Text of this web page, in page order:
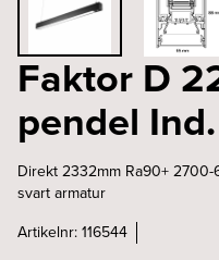
Faktor D
pendel
Direkt 2332mm Ra90+
svart armatur
Artikelnr:116544